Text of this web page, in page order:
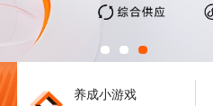
养成小游戏